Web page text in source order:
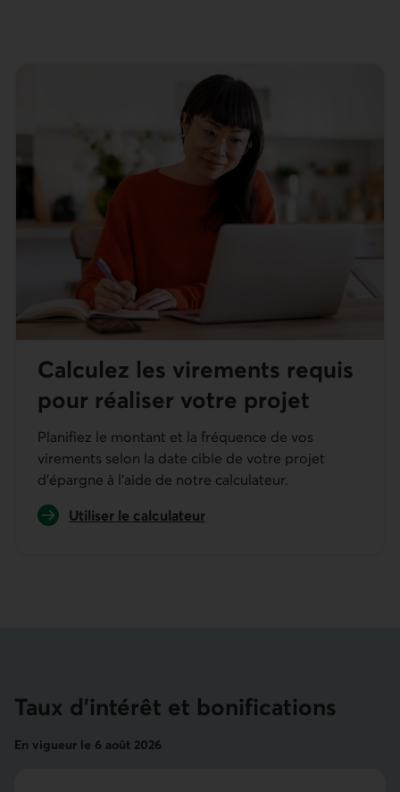
Calculez les virements requis
pour réaliser votre projet
Planifiez le montant et la fréquence de vos
virements selon la date cible de votre projet
d’épargne à l’aide de notre calculateur.
Utiliser le calculateur
Taux d’intérêt et bonifications
En vigueur le 6 août 2026